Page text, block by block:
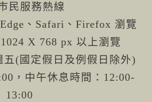
民服務熱線
、Safari、Firefox 瀏覽
X 768 px 以上瀏覽
(國定假日及例假日除外)
，中午休息時間：12:00-
13:00